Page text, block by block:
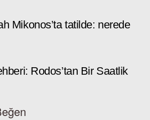
Mikonos’ta tatilde: nerede
Rodos’tan Bir Saatlik